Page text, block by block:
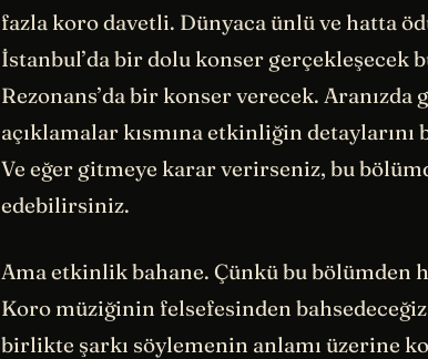
fazla koro davetli. Dünyaca ünlü ve hatta
İstanbul’da bir dolu konser gerçekleşecek
Rezonans’da bir konser verecek.
açıklamalar kısmına etkinliğin
Ve eğer gitmeye karar verirseniz, bu
edebilirsiniz.
Ama etkinlik bahane. Çünkü bu bölümden
Koro müziğinin felsefesinden
birlikte şarkı söylemenin anlamı üzerine